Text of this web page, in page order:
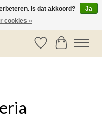
Verlanglijst
Is dat akkoord?
Ja
cookies »